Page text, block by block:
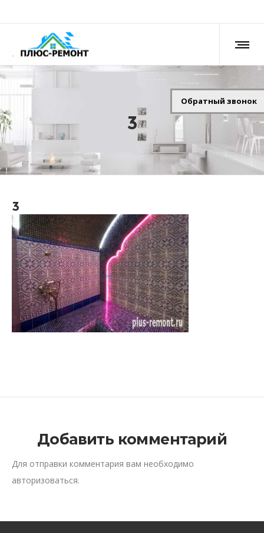
3
3
Добавить комментарий
Для отправки комментария вам необходимо
авторизоваться.
Обратный звонок